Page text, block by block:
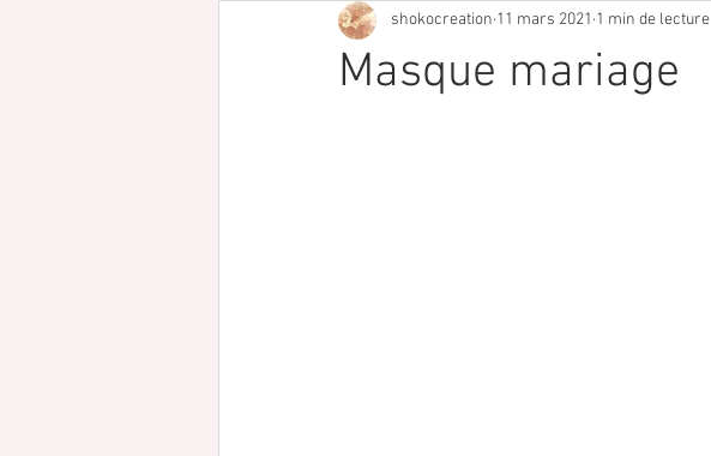
Masque mariage
shokocreation 11 mars 2021 1 min de lecture